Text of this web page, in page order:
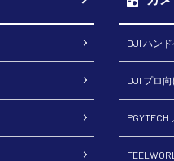
DJI ハン
DJI プロ
PGYTECH